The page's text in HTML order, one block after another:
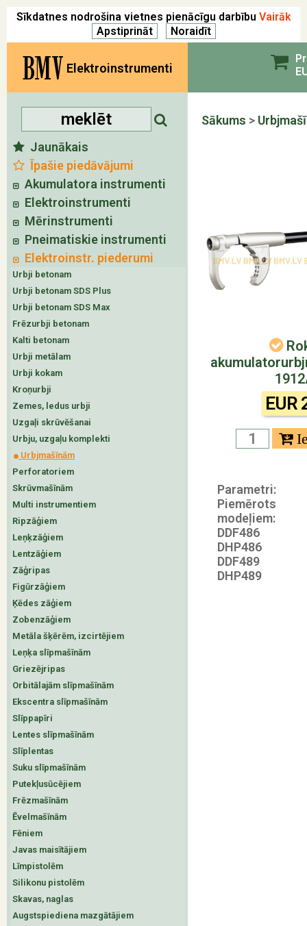
Sīkdatnes nodrošina vietnes pienācīgu darbību Vairāk
BMV Elektroinstrumenti
Jaunākais
Īpašie piedāvājumi
Akumulatora instrumenti
Elektroinstrumenti
Mērinstrumenti
Pneimatiskie instrumenti
Elektroinstr. piederumi
Urbji betonam
Urbji betonam SDS Plus
Urbji betonam SDS Max
Frēzurbji betonam
Kalti betonam
Urbji metālam
Urbji kokam
Kroņurbji
Zemes, ledus urbji
Uzgaļi skrūvēšanai
Urbju, uzgaļu komplekti
Urbjmašīnām
Perforatoriem
Skrūvmašīnām
Multi instrumentiem
Ripzāģiem
Leņķzāģiem
Lentzāģiem
Zāģripas
Figūrzāģiem
Ķēdes zāģiem
Zobenzāģiem
Metāla šķērēm, izcirtējiem
Leņķa slīpmašīnām
Griezējripas
Orbitālajām slīpmašīnām
Ekscentra slīpmašīnām
Slīppapīri
Lentes slīpmašīnām
Slīplentas
Suku slīpmašīnām
Putekļusūcējiem
Frēzmašīnām
Ēvelmašīnām
Fēniem
Javas maisītājiem
Līmpistolēm
Silikonu pistolēm
Skavas, naglas
Augstspiediena mazgātājiem
Sākums >
EUR
Parametri:
Piemērots
modeļiem:
DDF486
DHP486
DDF489
DHP489